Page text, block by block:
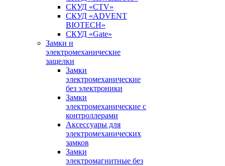
СКУД «CTV»
СКУД «ADVENT
BIOTECH»
СКУД «Gate»
Замки и
электромеханические
защелки
Замки
электромеханические
без электроники
Замки
электромеханические с
контроллерами
Аксессуары для
электромеханических
замков
Замки
электромагнитные без